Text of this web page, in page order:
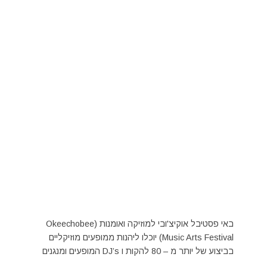
באי פסטיבל אוקיצ'ובי למוזיקה ואומנות (Okeechobee
Music Arts Festival) יוכלו ליהנות ממופעים מוזיקליים
בביצוע של יותר מ – 80 להקות ו DJ’s המופעים ומנגנים